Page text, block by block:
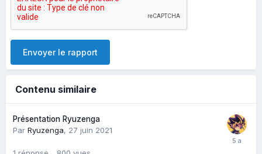
Envoyer le rapport
Contenu similaire
Présentation Ryuzenga
Par Ryuzenga, 27 juin 2021